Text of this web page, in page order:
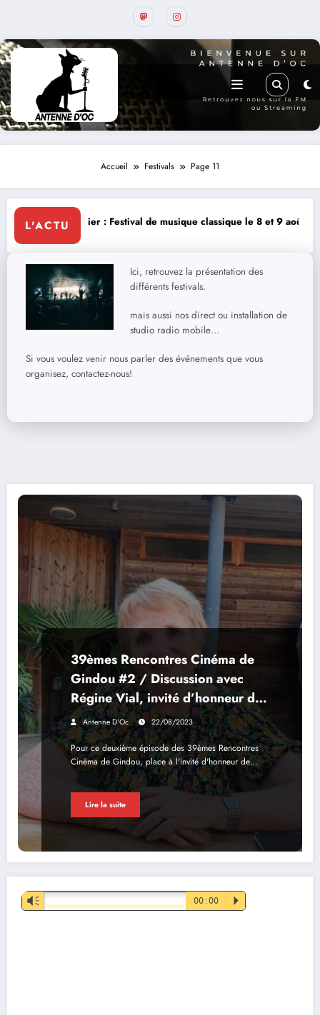
Accueil Festivals Page 11
L'ACTU
de musique classique le 8 et 9 août La Thérapie Légendaire
Ici, retrouvez la présentation des
différents festivals.
mais aussi nos direct ou installation de
studio radio mobile…
Si vous voulez venir nous parler des événements que vous
organisez, contactez-nous!
39èmes Rencontres Cinéma de
Gindou #2 / Discussion avec
Régine Vial, invité d’honneur de
cette année
Antenne D'Oc 22/08/2023
Pour ce deuxième épisode des 39èmes Rencontres
Cinéma de Gindou, place à l'invité d'honneur de…
Lire la suite
Lecteur
audio
Vm 00:00 P